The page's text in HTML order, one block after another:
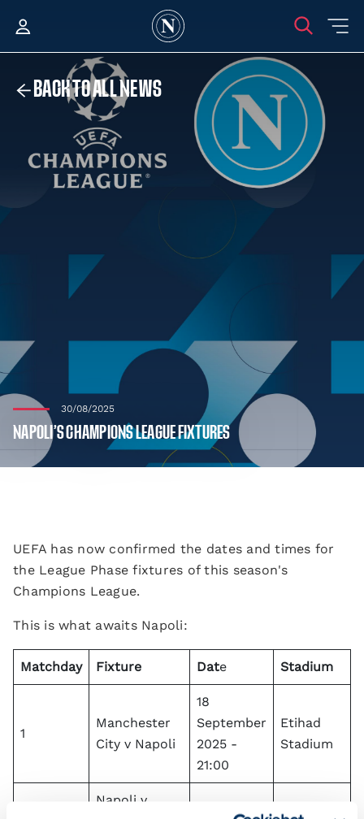
BACK TO ALL NEWS
30/08/2025
NAPOLI’S CHAMPIONS LEAGUE FIXTURES
UEFA has now confirmed the dates and times for
the League Phase fixtures of this season's
Champions League.
This is what awaits Napoli:
Matchday Fixture Date Stadium
1
Manchester
City v Napoli
18
September
2025 -
21:00
Etihad
Stadium
Napoli v
1 October
Diego